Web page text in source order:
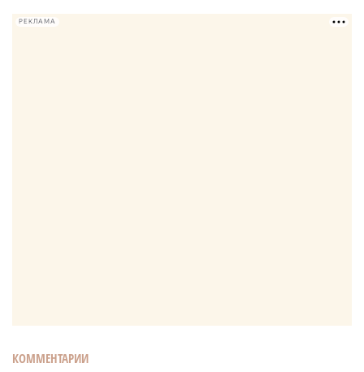
РЕКЛАМА
КОММЕНТАРИИ